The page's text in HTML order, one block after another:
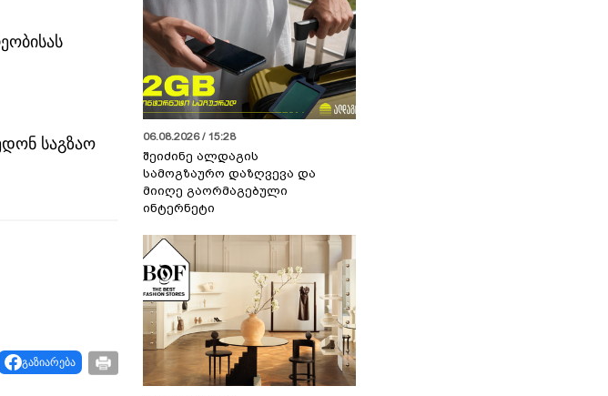
საგზაო
გაზიარება
06.08.2026 / 15:28
შეიძინე ალდაგის
სამოგზაურო დაზღვევა და
მიიღე გაორმაგებული
ინტერნეტი